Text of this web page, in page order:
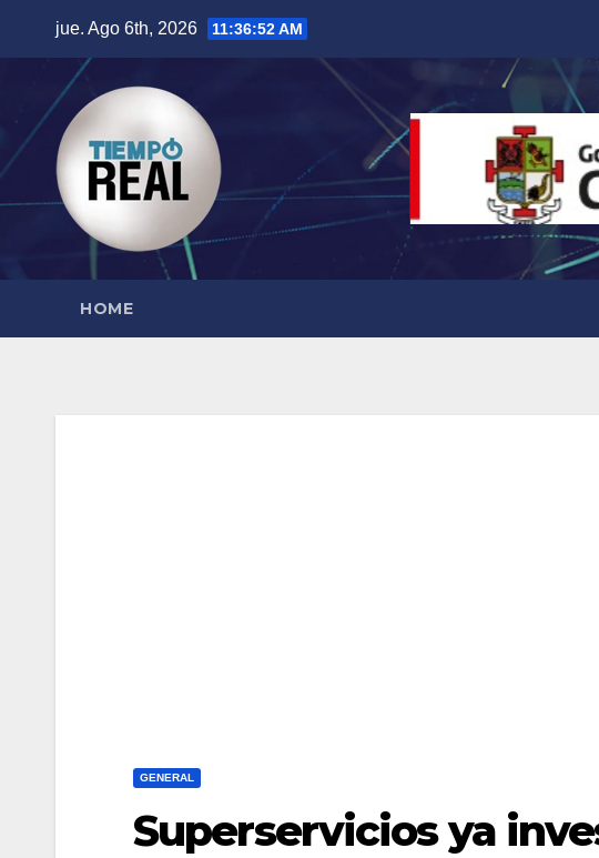
contenido
jue. Ago 6th, 2026 11:36:53 AM
HOME
GENERAL
Superservicios ya